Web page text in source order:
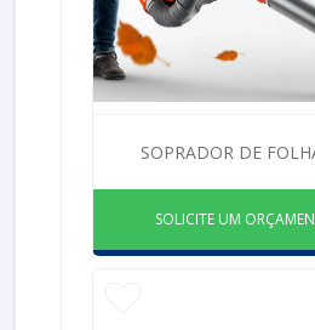
SOPRADOR DE
SOLICITE UM